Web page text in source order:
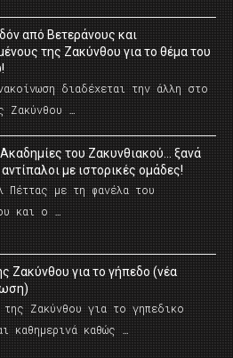
από Βετεράνους και
της Ζακύνθου για το θέμα του
διαδέχεται την άλλη στο
Ζακύνθου …
του Ζακυνθιακού… ξανά
με ιστορικές ομάδες!
Πέττας με τη φανέλα του
και ο …
Ζακύνθου για το γήπεδο (νέα
Ζακύνθου για το γηπεδικο
καθημερινά καθώς …